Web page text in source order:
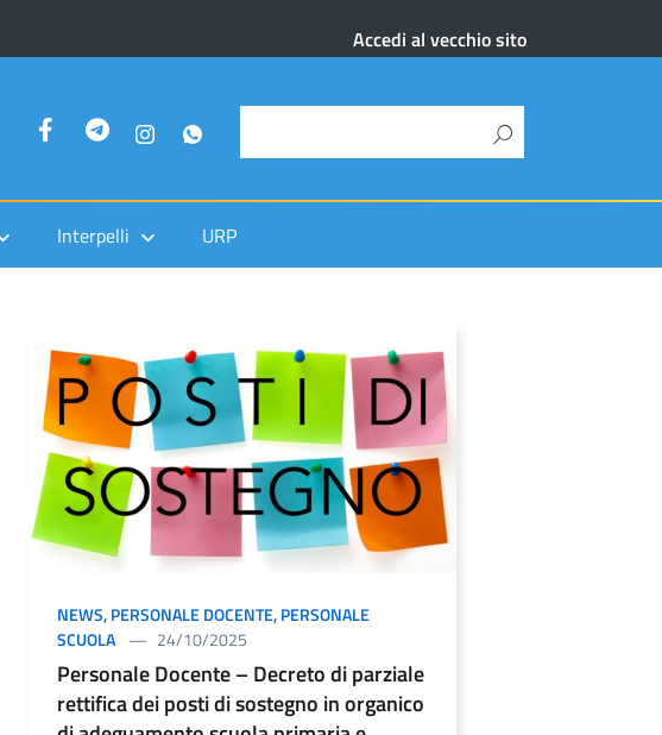
Accedi al vecchio sito
Interpelli URP
NEWS,PERSONALE DOCENTE,PERSONALE
SCUOLA
24/10/2025
Personale Docente – Decreto di parziale
rettifica dei posti di sostegno in organico